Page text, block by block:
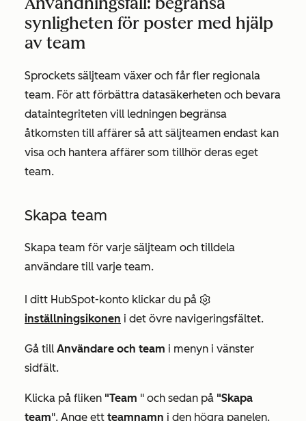
synligheten för poster med hjälp
av team
Sprockets säljteam växer och får fler regionala
team. För att förbättra datasäkerheten och bevara
dataintegriteten vill ledningen begränsa
åtkomsten till affärer så att säljteamen endast kan
visa och hantera affärer som tillhör deras eget
team.
Skapa team
Skapa team för varje säljteam och tilldela
användare till varje team.
I ditt HubSpot-konto klickar du på
inställningsikonen i det övre navigeringsfältet.
Gå till Användare och team i menyn i vänster
sidfält.
Klicka på fliken "Team " och sedan på "Skapa
team". Ange ett teamnamn i den högra panelen.